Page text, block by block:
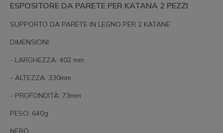
ESPOSITORE DA PARETE PER KATANA 2 PEZZI
SUPPORTO DA PARETE IN LEGNO PER 2 KATANE
DIMENSIONI:
- LARGHEZZA: 402 mm
- ALTEZZA: 330mm
- PROFONDITÀ: 73mm
PESO: 640g
NERO